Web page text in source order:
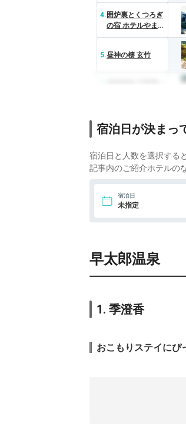
4. 囲炉裏とくつろぎ
の宿 ホテルやまぶ
き
5.昼神の棲 玄竹
ンドホテル天心
宿泊日が決まっ
宿泊日と人数を選択すると
記事内のご紹介ホテルの
宿泊日
未指定
早太郎温泉
1. 季澄香
おこもりステイにぴ